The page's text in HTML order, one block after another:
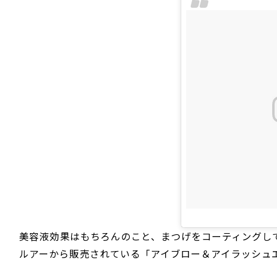
美容液効果はもちろんのこと、まつげをコーティング
ルアーから販売されている「アイブロー＆アイラッシ